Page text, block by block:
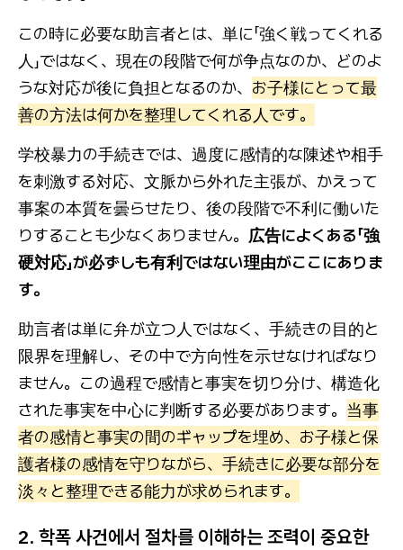
この時に必要な助言者とは、単に「強く戦ってくれる
人」ではなく、現在の段階で何が争点なのか、どのよ
うな対応が後に負担となるのか、 お子様にとって最
善の方法は何かを整理してくれる人です。
学校暴力の手続きでは、過度に感情的な陳述や相手
を刺激する対応、文脈から外れた主張が、かえって
事案の本質を曇らせたり、後の段階で不利に働いた
りすることも少なくありません。 広告によくある「強
硬対応」が必ずしも有利ではない理由がここにありま
す。
助言者は単に弁が立つ人ではなく、手続きの目的と
限界を理解し、その中で方向性を示せなければなり
ません。この過程で感情と事実を切り分け、構造化
された事実を中心に判断する必要があります。 当事
者の感情と事実の間のギャップを埋め、お子様と保
護者様の感情を守りながら、手続きに必要な部分を
淡々と整理できる能力が求められます。
2. 학폭 사건에서 절차를 이해하는 조력이 중요한